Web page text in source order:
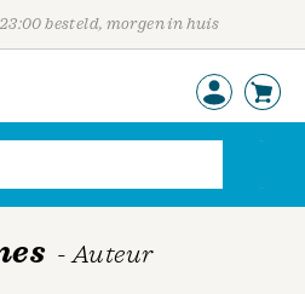
besteld, morgen in huis
- Auteur